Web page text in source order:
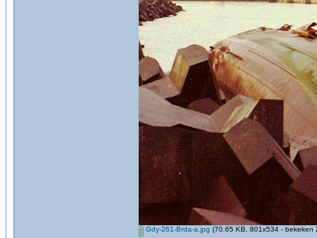
Gdy-261-Brda-a.jpg (70.65 KB, 801x534 - bekeken